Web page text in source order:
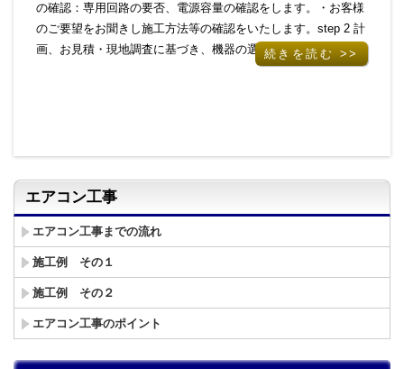
の確認：専用回路の要否、電源容量の確認をします。・お客様
のご要望をお聞きし施工方法等の確認をいたします。step 2 計
画、お見積・現地調査に基づき、機器の選定と工事計…
続きを読む >>
エアコン工事
エアコン工事までの流れ
施工例 その１
施工例 その２
エアコン工事のポイント